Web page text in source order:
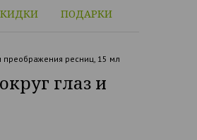
ПОДАРКИ
преображения ресниц, 15 мл
глаз и